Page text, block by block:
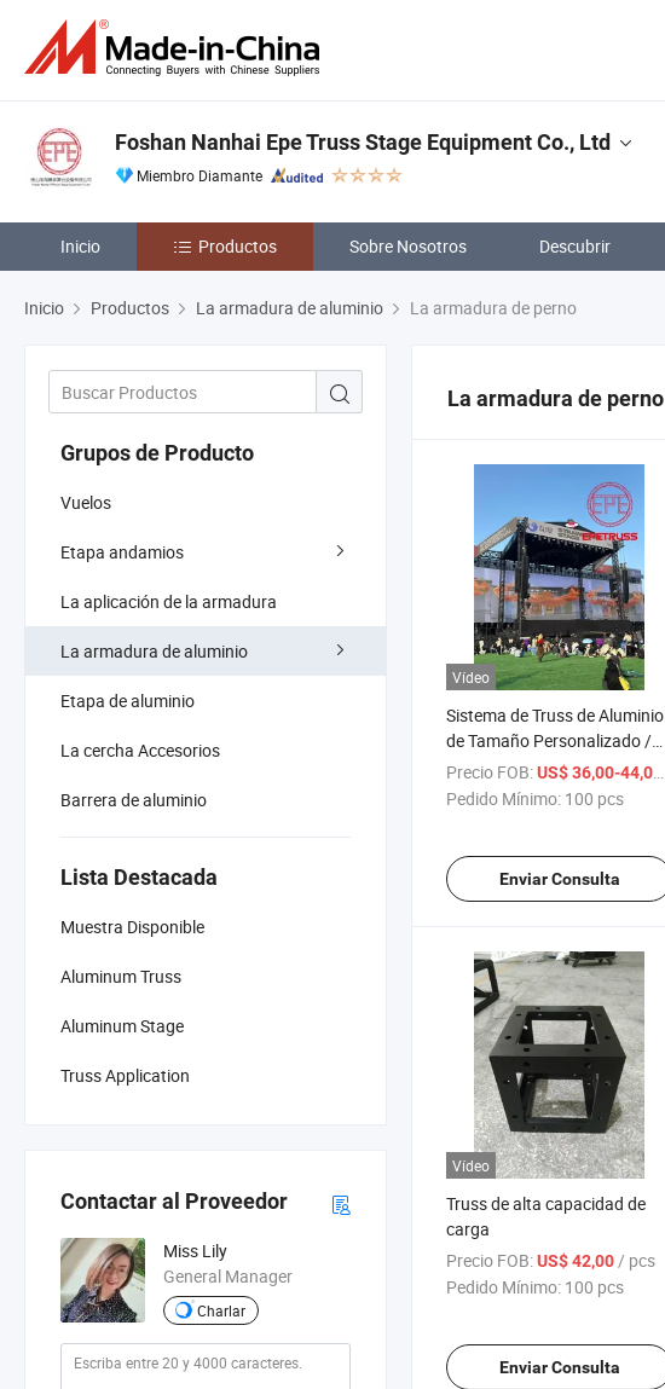
Foshan Nanhai Epe Truss Stage Equipment Co., Ltd
Miembro Diamante
Inicio Productos Sobre Nosotros Descubrir
Inicio Productos La armadura de aluminio La armadura de perno
Grupos de Producto
Vuelos
Etapa andamios
La aplicación de la armadura
La armadura de aluminio
Etapa de aluminio
La cercha Accesorios
Barrera de aluminio
Lista Destacada
Muestra Disponible
Aluminum Truss
Aluminum Stage
Truss Application
Contactar al Proveedor
Miss Lily
General Manager
Charlar
La armadura de perno
Vídeo
Sistema de Truss de Aluminio
de Tamaño Personalizado /
Truss de Tornillo Directo de
Fábrica para Escenario,
Precio FOB:US$ 36,00-44,00
Pedido Mínimo: 100 pcs
Enviar Consulta
Vídeo
Truss de alta capacidad de
carga
Precio FOB:US$ 42,00 / pcs
Pedido Mínimo: 100 pcs
Enviar Consulta